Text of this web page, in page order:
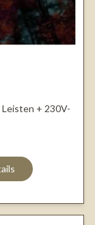
+ 230V-